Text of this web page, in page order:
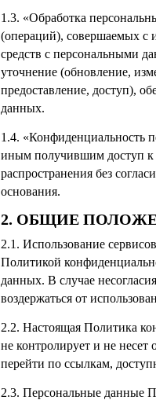
1.3. «Обработка
(операций), совершаемых с
средств с персональными
уточнение (обновление,
предоставление, доступ),
данных.
1.4. «Конфиденциальность
иным получившим доступ к
распространения без
основания.
2. ОБЩИЕ
2.1. Использование
Политикой
данных. В случае
воздержаться от
2.2. Настоящая Политика
не контролирует и не несет
перейти по ссылкам,
2.3. Персональные данные